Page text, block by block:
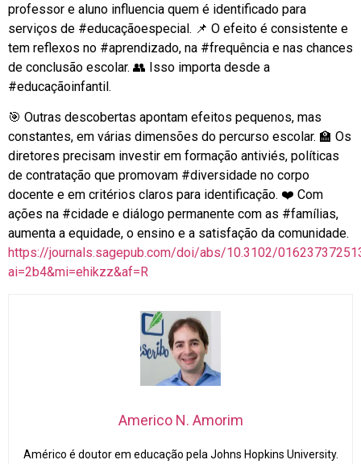
professor e aluno influencia quem é identificado para
serviços de #educaçãoespecial. 📌 O efeito é consistente e
tem reflexos no #aprendizado, na #frequência e nas chances
de conclusão escolar. 👥 Isso importa desde a
#educaçãoinfantil.
🎯 Outras descobertas apontam efeitos pequenos, mas
constantes, em várias dimensões do percurso escolar. 🏫 Os
diretores precisam investir em formação antiviés, políticas
de contratação que promovam #diversidade no corpo
docente e em critérios claros para identificação. ❤️ Com
ações na #cidade e diálogo permanente com as #famílias,
aumenta a equidade, o ensino e a satisfação da comunidade.
https://journals.sagepub.com/doi/abs/10.3102/
ai=2b4&mi=ehikzz&af=R
Americo N. Amorim
Américo é doutor em educação pela Johns Hopkins University.